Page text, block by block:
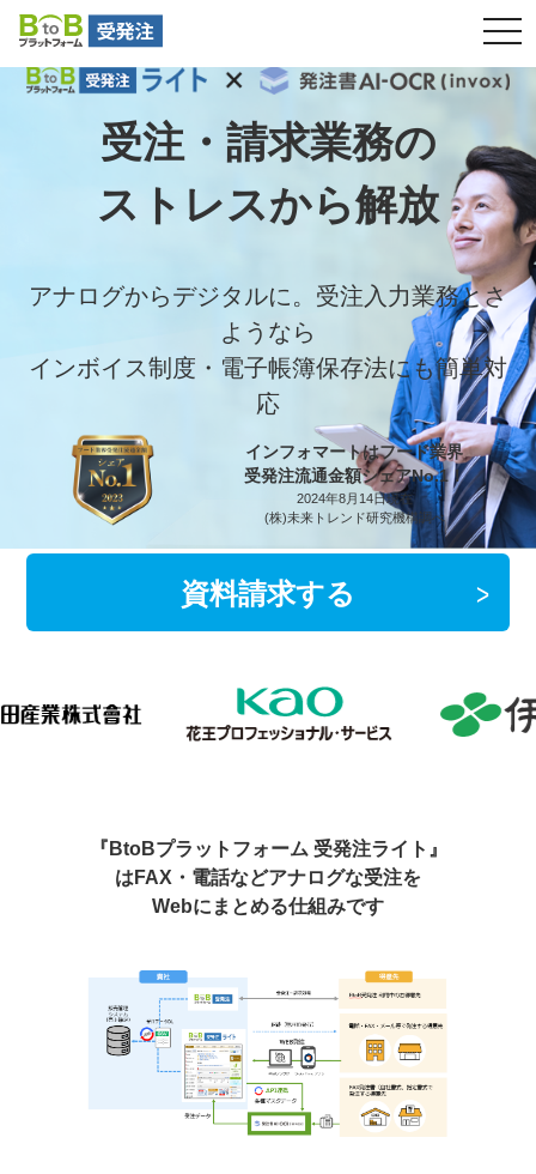
slideImg02
受注・請求業務の
ストレスから解放
アナログからデジタルに。受注入力業務とさ
ようなら
インボイス制度・電子帳簿保存法にも簡単対
応
インフォマートはフード業界
受発注流通金額シェアNo.1！
2024年8月14日現在
(株)未来トレンド研究機構調べ
資料請求する
『BtoBプラットフォーム 受発注ライト』
は FAX・電話などアナログな受注を
Webにまとめる仕組みです